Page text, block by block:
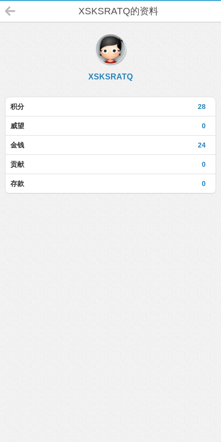
XSKSRATQ的资料
XSKSRATQ
28
积分
0
威望
24
金钱
0
贡献
0
存款